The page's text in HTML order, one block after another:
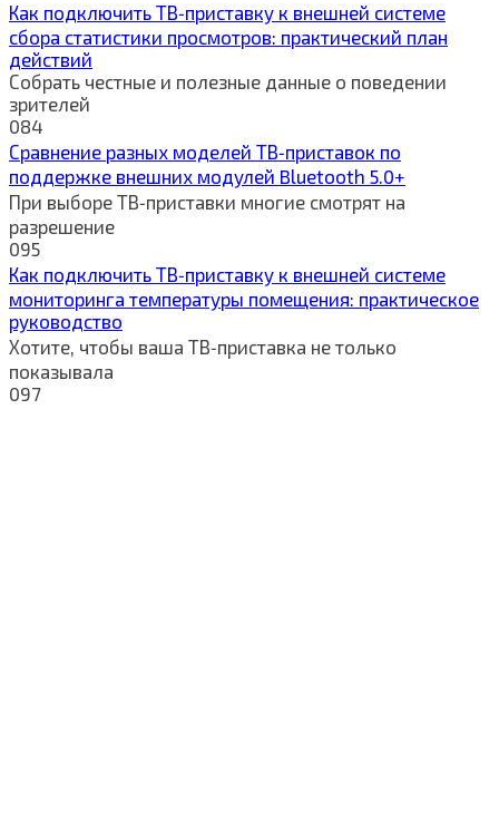
Как подключить ТВ‑приставку к внешней системе
сбора статистики просмотров: практический план
действий
Собрать честные и полезные данные о поведении
зрителей
084
Сравнение разных моделей ТВ‑приставок по
поддержке внешних модулей Bluetooth 5.0+
При выборе ТВ‑приставки многие смотрят на
разрешение
095
Как подключить ТВ‑приставку к внешней системе
мониторинга температуры помещения: практическое
руководство
Хотите, чтобы ваша ТВ‑приставка не только
показывала
097